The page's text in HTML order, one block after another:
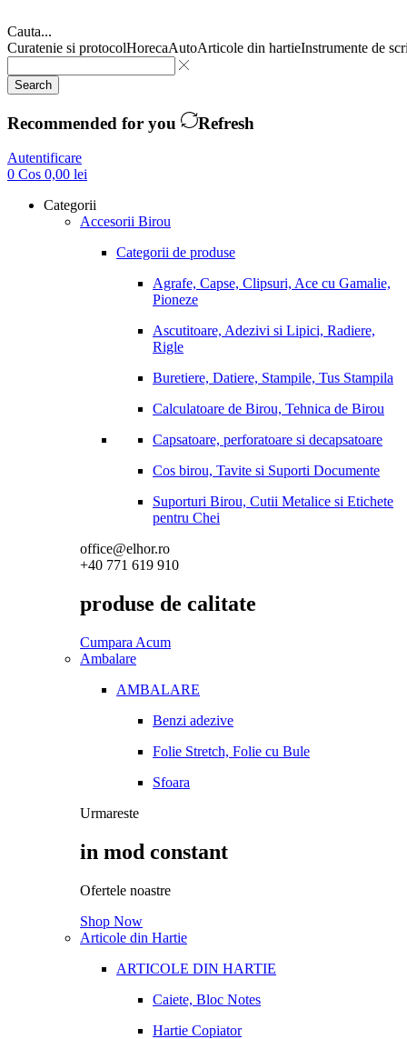
Cauta...
Curatenie si protocolHorecaAutoArticole din hartieInstrumente de
Search
Recommended for you Refresh
Autentificare
0 Cos 0,00 lei
Categorii
Accesorii Birou
Categorii de produse
Agrafe, Capse, Clipsuri, Ace cu Gamalie,
Pioneze
Ascutitoare, Adezivi si Lipici, Radiere,
Rigle
Buretiere, Datiere, Stampile, Tus Stampila
Calculatoare de Birou, Tehnica de Birou
Capsatoare, perforatoare si decapsatoare
Cos birou, Tavite si Suporti Documente
Suporturi Birou, Cutii Metalice si Etichete
pentru Chei
office@elhor.ro
+40 771 619 910
produse de calitate
Cumpara Acum
Ambalare
AMBALARE
Benzi adezive
Folie Stretch, Folie cu Bule
Sfoara
Urmareste
in mod constant
Ofertele noastre
Shop Now
Articole din Hartie
ARTICOLE DIN HARTIE
Caiete, Bloc Notes
Hartie Copiator